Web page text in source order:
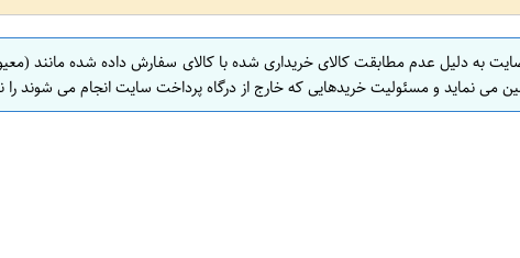
به دلیل عدم مطابقت کالای خریداری شده با کالای سفارش داده شده مانند
نماید و مسئولیت خریدهایی که خارج از درگاه پرداخت سایت انجام می شوند را